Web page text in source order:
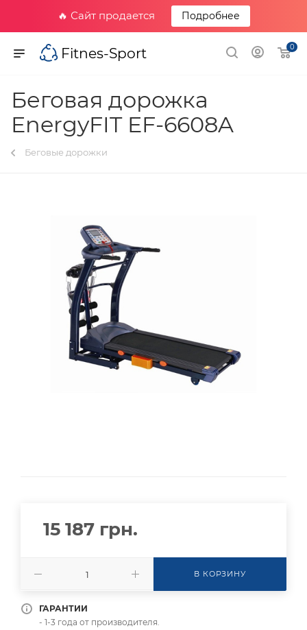
🔥 Сайт продается Подробнее
Fitnes-Sport 0
Беговая дорожка
EnergyFIT EF-6608A
Беговые дорожки
15 187 грн.
В КОРЗИНУ
ГАРАНТИИ
- 1-3 года от производителя.